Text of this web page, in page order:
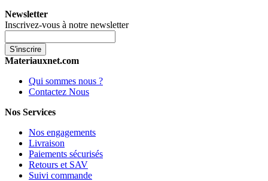
Newsletter
Inscrivez-vous à notre newsletter
S'inscrire
Materiauxnet.com
Qui sommes nous ?
Contactez Nous
Nos Services
Nos engagements
Livraison
Paiements sécurisés
Retours et SAV
Suivi commande